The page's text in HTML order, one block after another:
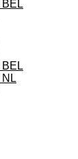
BEL
BEL
NL